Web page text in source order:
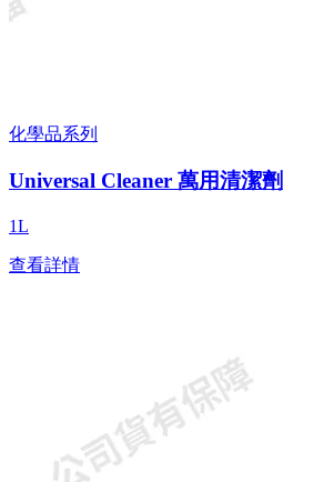
化學品系列
Universal Cleaner 萬用清潔劑
1L
查看詳情